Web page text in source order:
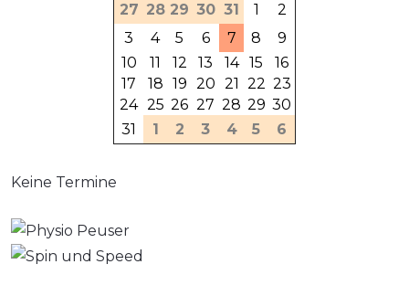
27 28 29 30 31 1
2
3
4 5 6 7 8
9
10
11 12 13 14 15
16
17
18 19 20 21 22 23
24 25 26 27 28 29 30
31
1 2 3 4 5 6
Keine Termine